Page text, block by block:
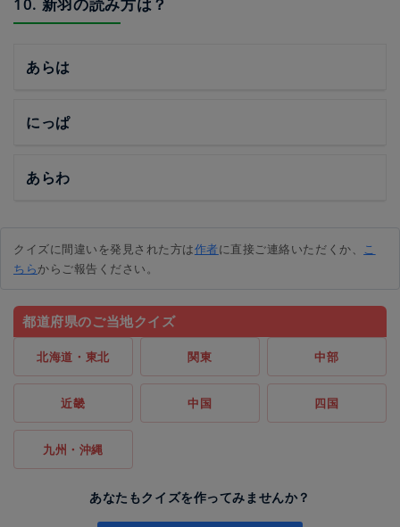
あらは
にっぱ
あらわ
クイズに間違いを発見された方は作者に直接ご連絡いただくか、 こ
ちらからご報告ください。
都道府県のご当地クイズ
北海道・東北 関東 中部
近畿 中国 四国
九州・沖縄
あなたもクイズを作ってみませんか？